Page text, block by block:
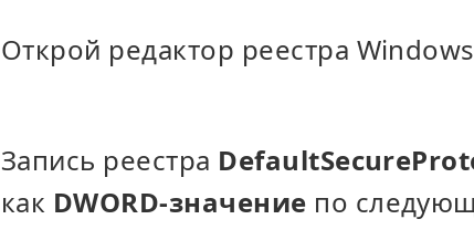
Открой редактор реестра
Запись реестра
как DWORD-значение по